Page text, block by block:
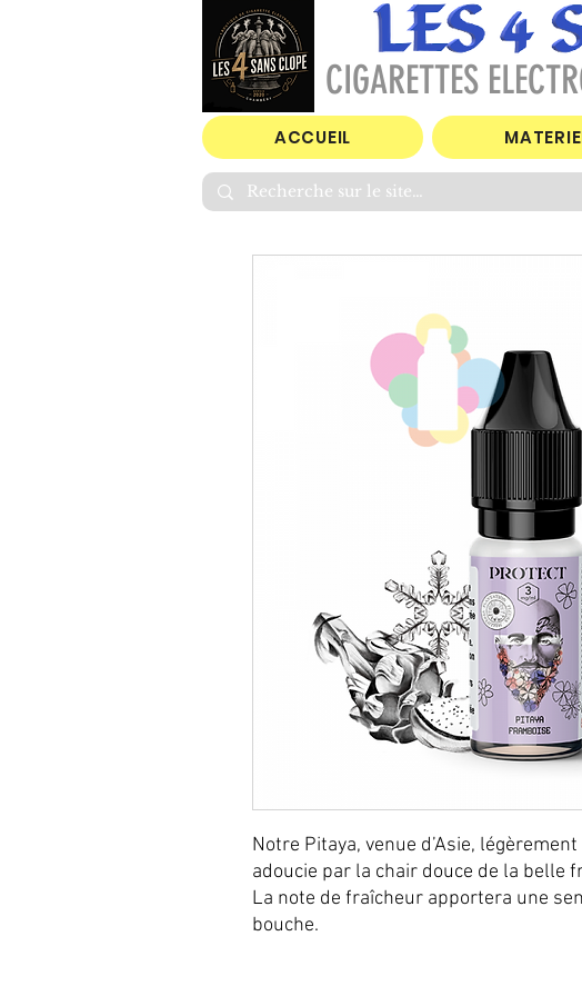
CIGARETTES
ACCUEIL
Notre Pitaya, venue d’Asie,
adoucie par la chair douce de la belle
La note de fraîcheur apportera une
bouche.